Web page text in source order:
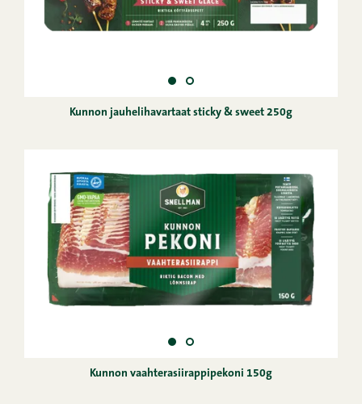
Kunnon jauhelihavartaat sticky & sweet 250g
Kunnon vaahterasiirappipekoni 150g